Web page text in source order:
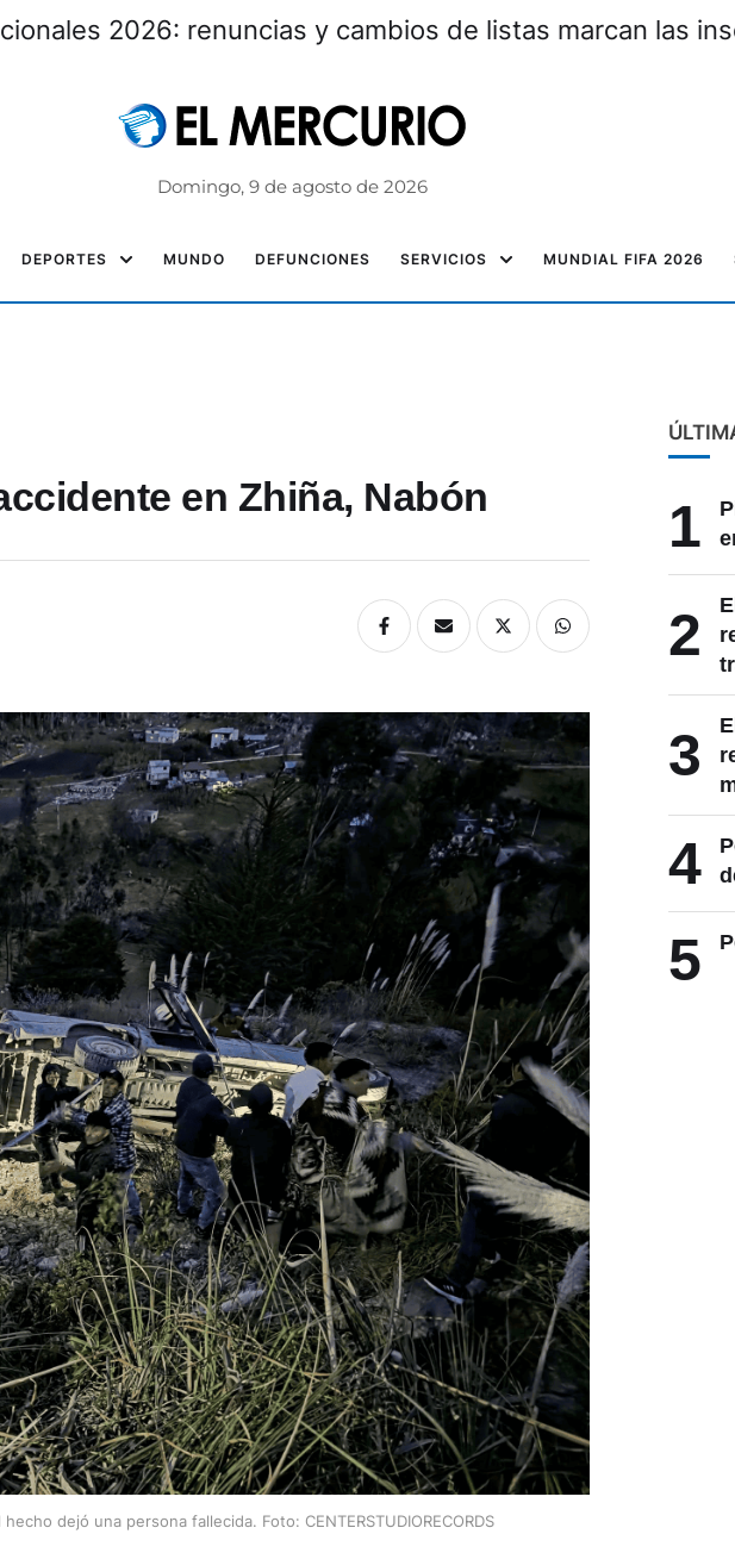
2026: renuncias y cambios de listas marcan las
Domingo, 9 de agosto de 2026
DEPORTES MUNDO DEFUNCIONES SERVICIOS MUNDIAL FIFA 2026
en Zhiña, Nabón
dejó una persona fallecida. Foto: CENTERSTUDIORECORDS
1
2
3
4
5